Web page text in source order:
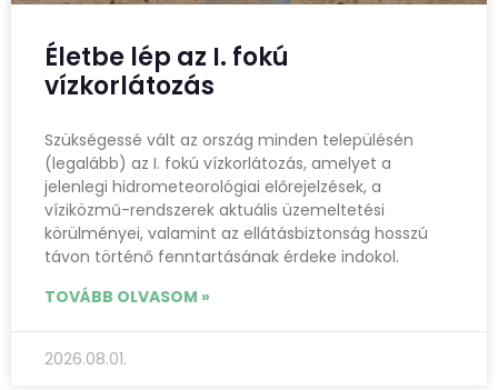
Életbe lép az I. fokú
vízkorlátozás
Szükségessé vált az ország minden településén
(legalább) az I. fokú vízkorlátozás, amelyet a
jelenlegi hidrometeorológiai előrejelzések, a
víziközmű-rendszerek aktuális üzemeltetési
körülményei, valamint az ellátásbiztonság hosszú
távon történő fenntartásának érdeke indokol.
TOVÁBB OLVASOM »
2026.08.01.